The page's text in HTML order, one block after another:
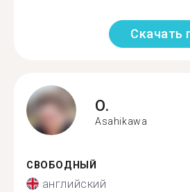
Скачать
O.
Asahikawa
СВОБОДНЫЙ
английский